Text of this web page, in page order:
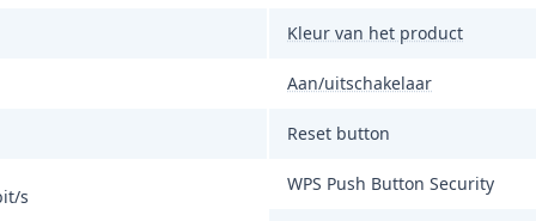
s
Kleur van het product
Aan/uitschakelaar
Reset button
WPS Push Button Security